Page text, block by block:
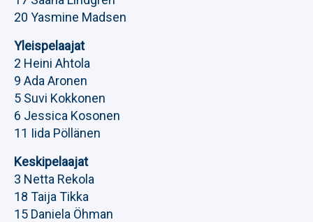
20 Yasmine Madsen
Yleispelaajat
2 Heini Ahtola
9 Ada Aronen
5 Suvi Kokkonen
6 Jessica Kosonen
11 Iida Pöllänen
Keskipelaajat
3 Netta Rekola
18 Taija Tikka
15 Daniela Öhman